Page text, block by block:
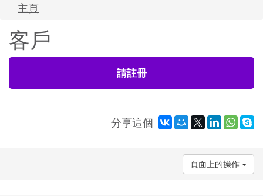
主頁
客戶
請註冊
分享這個:
頁面上的操作